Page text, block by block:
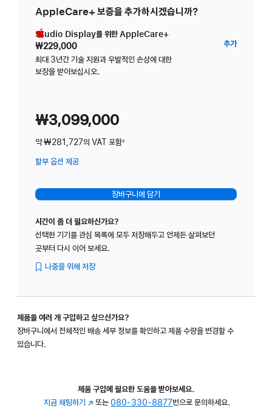
AppleCare+ 보증을 추가하시겠습니까?
Studio Display를 위한 AppleCare+
₩229,000
최대 3년간 기술 지원과 우발적인 손상에 대한
보장을 받아보십시오.
추가Studio
₩3,099,000
약 ₩281,727의 VAT 포함◊
할부 옵션 제공
열림)
장바구니에 담기
시간이 좀 더 필요하신가요?
선택한 기기를 관심 목록에 모두 저장해두고 언제든 살펴보던
곳부터 다시 이어 보세요.
나중을 위해 저장
제품을 여러 개 구입하고 싶으신가요?
장바구니에서 전체적인 배송 세부 정보를 확인하고 제품 수량을 변경할 수
있습니다.
제품 구입에 필요한 도움을 받아보세요.
지금 채팅하기 (새 또는 080-330-8877번으로 문의하세요.